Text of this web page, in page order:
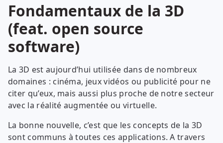
Fondamentaux de la 3D
(feat. open source
software)
La 3D est aujourd’hui utilisée dans de nombreux
domaines : cinéma, jeux vidéos ou publicité pour ne
citer qu’eux, mais aussi plus proche de notre secteur
avec la réalité augmentée ou virtuelle.
La bonne nouvelle, c’est que les concepts de la 3D
sont communs à toutes ces applications. A travers